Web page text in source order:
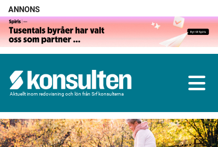
ANNONS
Aktuellt inom redovisning och lön från Srf konsulterna